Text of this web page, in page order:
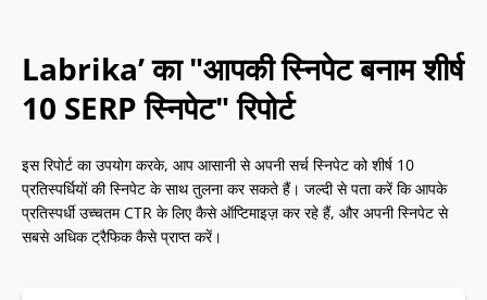
Labrika’ का "आपकी स्निपेट बनाम शीर्ष
10 SERP स्निपेट" रिपोर्ट
इस रिपोर्ट का उपयोग करके, आप आसानी से अपनी सर्च स्निपेट को शीर्ष 10
प्रतिस्पर्धियों की स्निपेट के साथ तुलना कर सकते हैं। जल्दी से पता करें कि आपके
प्रतिस्पर्धी उच्चतम CTR के लिए कैसे ऑप्टिमाइज़ कर रहे हैं, और अपनी स्निपेट से
सबसे अधिक ट्रैफिक कैसे प्राप्त करें।